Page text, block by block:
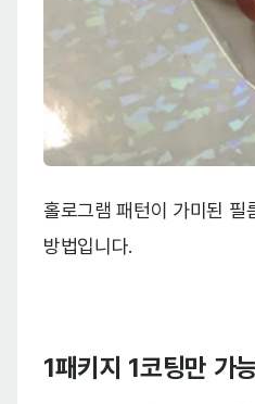
홀로그램 패턴이 가미된 필
방법입니다.
1패키지 1코팅만 가